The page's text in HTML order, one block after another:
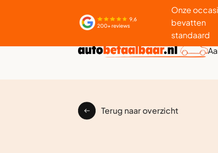
Onze
bevatten
standaard
Terug naar overzicht